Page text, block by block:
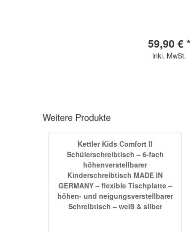
59,90 € *
inkl. MwSt.
Weitere Produkte
Kettler Kids Comfort ll
Schülerschreibtisch – 6-fach
höhenverstellbarer
Kinderschreibtisch MADE IN
GERMANY – flexible Tischplatte –
höhen- und neigungsverstellbarer
Schreibtisch – weiß & silber